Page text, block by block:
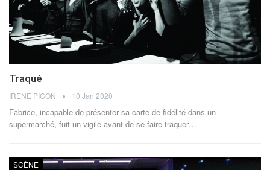
Traqué
IRENE PICON 10 Jan 2020
Fabrice, incapable de présenter sa carte de fidélité dans un
supermarché, fuit un vigile avant de se faire traquer…
SCÈNE